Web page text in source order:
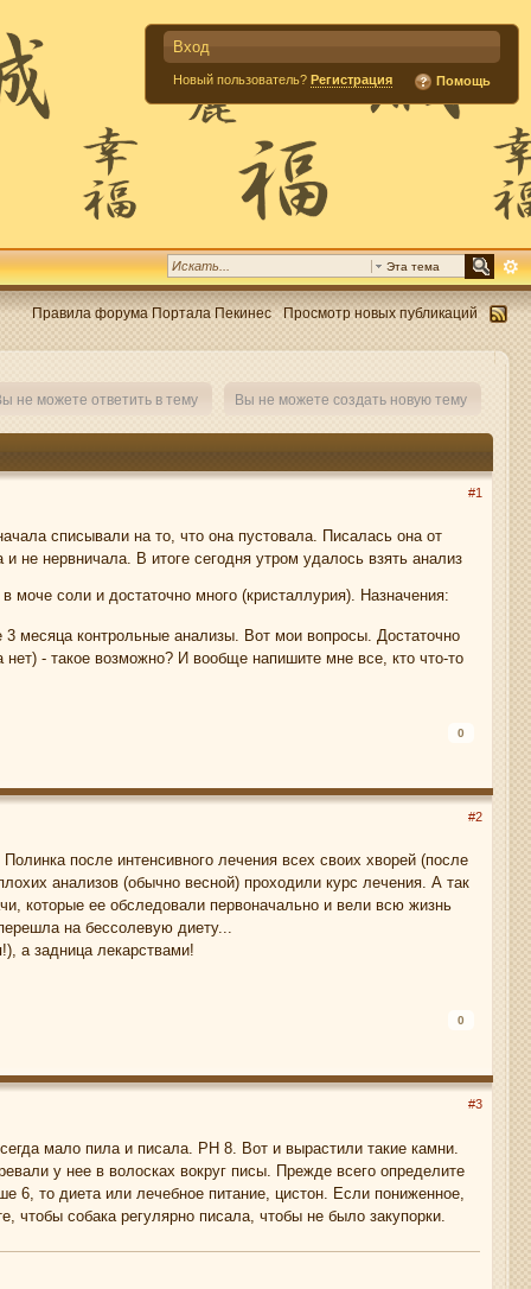
Вход
Новый пользователь? Регистрация Помощь
Эта тема
Правила форума Портала Пекинес Просмотр новых публикаций
Вы не можете создать новую тему
не можете ответить в тему
#1
списывали на то, что она пустовала. Писалась она от
не нервничала. В итоге сегодня утром удалось взять анализ
соли и достаточно много (кристаллурия). Назначения:
месяца контрольные анализы. Вот мои вопросы. Достаточно
- такое возможно? И вообще напишите мне все, кто что-то
0
#2
после интенсивного лечения всех своих хворей (после
анализов (обычно весной) проходили курс лечения. А так
которые ее обследовали первоначально и вели всю жизнь
на бессолевую диету...
а задница лекарствами!
0
#3
мало пила и писала. РН 8. Вот и вырастили такие камни.
у нее в волосках вокруг писы. Прежде всего определите
то диета или лечебное питание, цистон. Если пониженное,
чтобы собака регулярно писала, чтобы не было закупорки.